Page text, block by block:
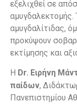
εξελιχθεί σε
αμυγδαλεκτομής.
αμυγδαλίτιδας,
προκύψουν
εκτίμησης και
Η Dr. Ειρήνη
παίδων,
Πανεπιστημίου